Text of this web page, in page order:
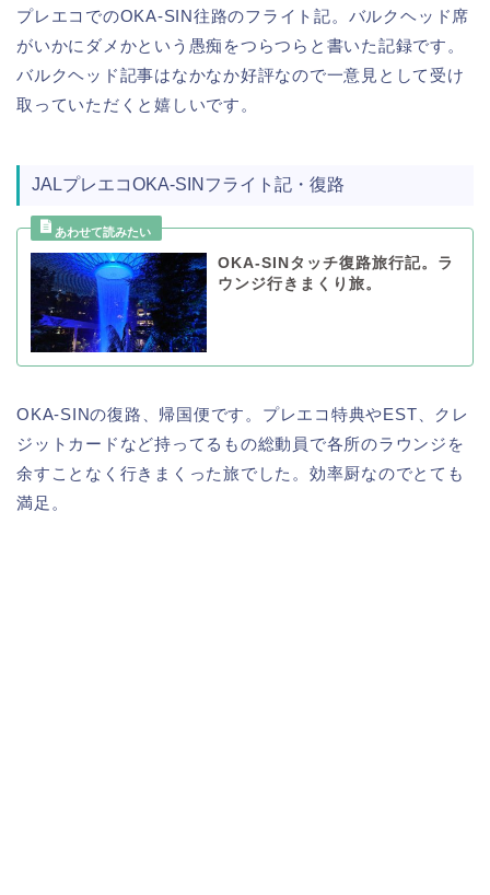
プレエコでのOKA-SIN往路のフライト記。バルクヘッド席
がいかにダメかという愚痴をつらつらと書いた記録です。
バルクヘッド記事はなかなか好評なので一意見として受け
取っていただくと嬉しいです。
JALプレエコOKA-SINフライト記・復路
OKA-SINタッチ復路旅行記。ラ
ウンジ行きまくり旅。
OKA-SINの復路、帰国便です。プレエコ特典やEST、クレ
ジットカードなど持ってるもの総動員で各所のラウンジを
余すことなく行きまくった旅でした。効率厨なのでとても
満足。